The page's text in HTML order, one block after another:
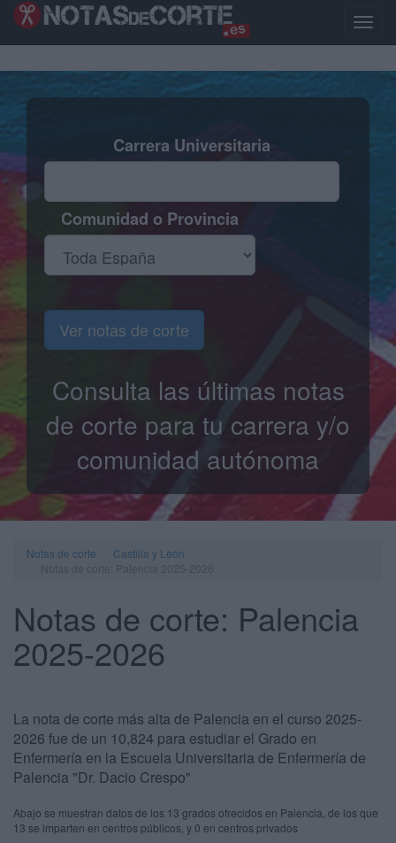
Pasar
Toggle
Carrera Universitaria
Comunidad o Provincia
Ver notas de corte
Consulta las últimas notas
de corte para tu carrera y/o
comunidad autónoma
Notas de corte
Castilla y León
Notas de corte: Palencia
2025-2026
La nota de corte más alta de Palencia en el curso 2025-
2026 fue de un 10,824 para estudiar el Grado en
Enfermería en la Escuela Universitaria de Enfermería de
Palencia "Dr. Dacio Crespo"
Abajo se muestran datos de los 13 grados ofrecidos en Palencia, de los que
13 se imparten en centros públicos, y 0 en centros privados